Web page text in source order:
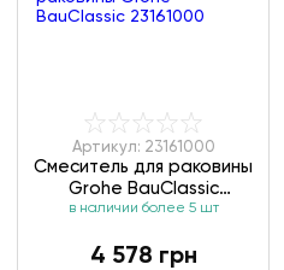
Артикул: 23161000
Смеситель для раковины
Grohe BauClassic
23161000
в наличии более 5 шт
4 578 грн